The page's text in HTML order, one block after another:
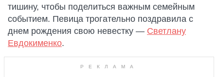
тишину, чтобы поделиться важным семейным
событием. Певица трогательно поздравила с
днем ​​рождения свою невестку — Светлану
Евдокименко.